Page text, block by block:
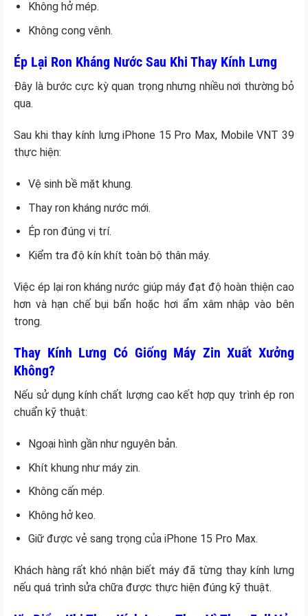
Không hở mép.
Không cong vênh.
Ép Lại Ron Kháng Nước Sau Khi Thay Kính Lưng
Đây là bước cực kỳ quan trọng nhưng nhiều nơi thường bỏ
qua.
Sau khi thay kính lưng iPhone 15 Pro Max, Mobile VNT 39
thực hiện:
Vệ sinh bề mặt khung.
Thay ron kháng nước mới.
Ép ron đúng vị trí.
Kiểm tra độ kín khít toàn bộ thân máy.
Việc ép lại ron kháng nước giúp máy đạt độ hoàn thiện cao
hơn và hạn chế bụi bẩn hoặc hơi ẩm xâm nhập vào bên
trong.
Thay Kính Lưng Có Giống Máy Zin Xuất Xưởng
Không?
Nếu sử dụng kính chất lượng cao kết hợp quy trình ép ron
chuẩn kỹ thuật:
Ngoại hình gần như nguyên bản.
Khít khung như máy zin.
Không cấn mép.
Không hở keo.
Giữ được vẻ sang trọng của iPhone 15 Pro Max.
Khách hàng rất khó nhận biết máy đã từng thay kính lưng
nếu quá trình sửa chữa được thực hiện đúng kỹ thuật.